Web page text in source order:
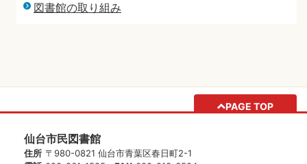
図書館の取り組み
PAGE TOP
仙台市民図書館
住所 〒980-0821 仙台市青葉区春日町2-1